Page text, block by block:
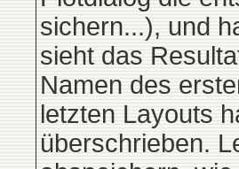
sichern...), und
sieht das
Namen des
letzten Layouts
überschrieben.